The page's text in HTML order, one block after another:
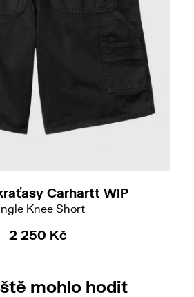
Carhartt WIP
Knee Short
2 250 Kč
mohlo hodit